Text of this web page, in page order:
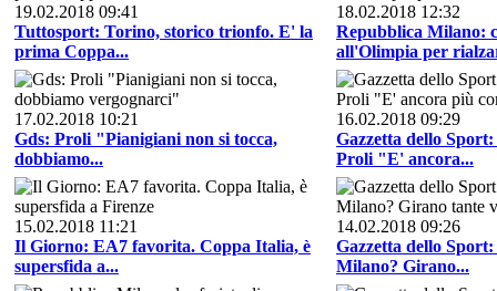
19.02.2018 09:41
Tuttosport: Torino, storico trionfo. E' la
prima Coppa...
18.02.2018 12:32
Repubblica Milano:
all'Olimpia per
17.02.2018 10:21
Gds: Proli "Pianigiani non si tocca,
dobbiamo...
16.02.2018 09:29
Gazzetta dello
Proli "E' ancora...
15.02.2018 11:21
Il Giorno: EA7 favorita. Coppa Italia, è
supersfida a...
14.02.2018 09:26
Gazzetta dello
Milano? Girano...